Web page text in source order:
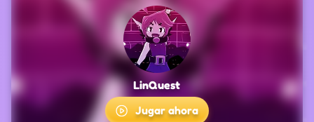
LinQuest
Jugar ahora